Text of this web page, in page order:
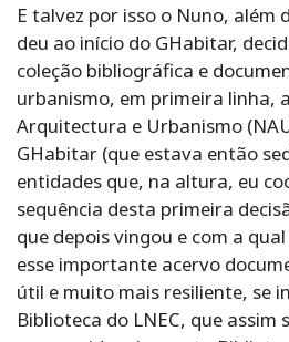
E talvez por isso o Nuno, além
deu ao início do GHabitar,
coleção bibliográfica e
urbanismo, em primeira linha,
Arquitectura e Urbanismo
GHabitar (que estava então
entidades que, na altura, eu
sequência desta primeira
que depois vingou e com a
esse importante acervo
útil e muito mais resiliente, se
Biblioteca do LNEC, que assim